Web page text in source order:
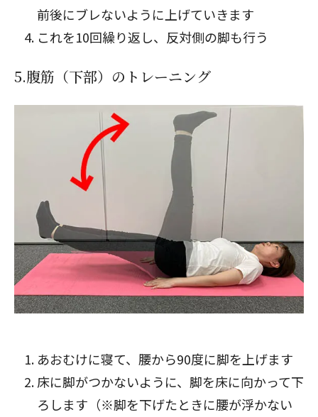
前後にブレないように上げていきます
これを10回繰り返し、反対側の脚も行う
5.腹筋（下部）のトレーニング
あおむけに寝て、腰から90度に脚を上げます
床に脚がつかないように、脚を床に向かって下
ろします（※脚を下げたときに腰が浮かない